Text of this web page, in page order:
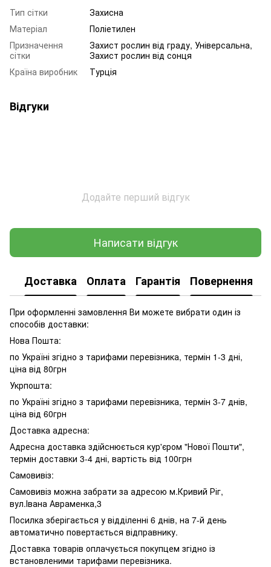
Тип сітки
Захисна
Матеріал
Поліетилен
Призначення
сітки
Захист рослин від граду, Універсальна,
Захист рослин від сонця
Країна виробник
Турція
Відгуки
Додайте перший відгук
Написати відгук
Доставка Оплата Гарантія Повернення
При оформленні замовлення Ви можете вибрати один із
способів доставки:
Нова Пошта:
по Україні згідно з тарифами перевізника, термін 1-3 дні,
ціна від 80грн
Укрпошта:
по Україні згідно з тарифами перевізника, термін 3-7 днів,
ціна від 60грн
Доставка адресна:
Адресна доставка здійснюється кур'єром "Нової Пошти",
термін доставки 3-4 дні, вартість від 100грн
Самовивіз:
Самовивіз можна забрати за адресою м.Кривий Ріг,
вул.Івана Авраменка,3
Посилка зберігається у відділенні 6 днів, на 7-й день
автоматично повертається відправнику.
Доставка товарів оплачується покупцем згідно із
встановленими тарифами перевізника.